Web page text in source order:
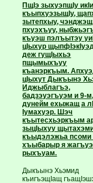
ПщIэ зыхуэпщIу
къыпхуэзыщIу,
зытепхыу,
пхуэхъуу,
къуэш пэлъытэу
цIыхур
деж гущIыхьэ
пщымыхъуу
къанэркъым.
цIыхут Дыкъынэ
Иджыблагъэ,
бадзэуэгъуэм и 9-
дунейм ехыжащ а
Iумахуэр. Шэч
къытесхьэркъым
зыцIыхуу
къыдэлэжьа псоми
хъыбарыр я жагъуэ
рыхъуам.
Дыкъынэ Хьэмид
къигъэщIащ